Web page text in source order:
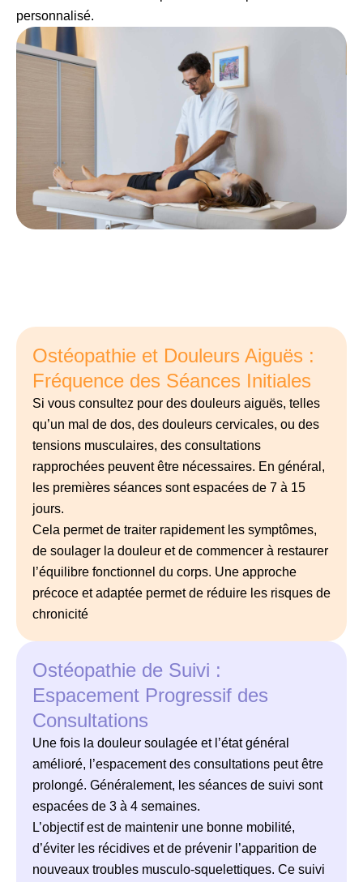
personnalisé.
Ostéopathie et Douleurs Aiguës :
Fréquence des Séances Initiales
Si vous consultez pour des douleurs aiguës, telles
qu’un mal de dos, des douleurs cervicales, ou des
tensions musculaires, des consultations
rapprochées peuvent être nécessaires. En général,
les premières séances sont espacées de 7 à 15
jours.
Cela permet de traiter rapidement les symptômes,
de soulager la douleur et de commencer à restaurer
l’équilibre fonctionnel du corps. Une approche
précoce et adaptée permet de réduire les risques de
chronicité
Ostéopathie de Suivi :
Espacement Progressif des
Consultations
Une fois la douleur soulagée et l’état général
amélioré, l’espacement des consultations peut être
prolongé. Généralement, les séances de suivi sont
espacées de 3 à 4 semaines.
L’objectif est de maintenir une bonne mobilité,
d’éviter les récidives et de prévenir l’apparition de
nouveaux troubles musculo-squelettiques. Ce suivi